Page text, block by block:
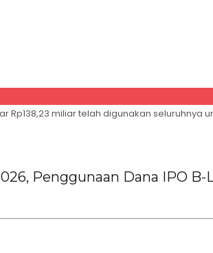
Rp138,23 miliar telah digunakan
Penggunaan Dana IPO